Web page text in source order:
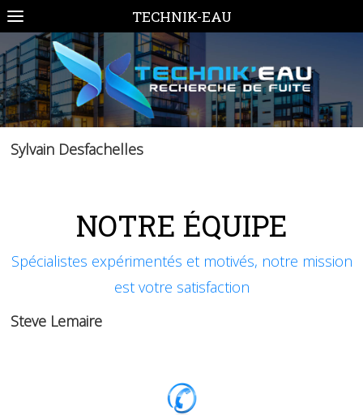
TECHNIK-EAU
Sylvain Desfachelles
NOTRE ÉQUIPE
Spécialistes expérimentés et motivés, notre mission
est votre satisfaction
Steve Lemaire